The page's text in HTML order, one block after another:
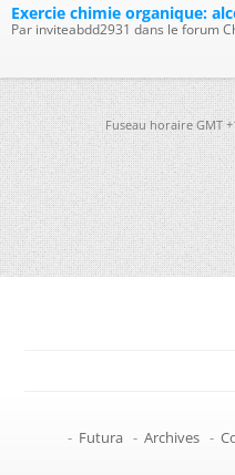
Exercie chimie organique:
Par inviteabdd2931 dans le forum
Fuseau horaire GMT
- Futura - Archives -